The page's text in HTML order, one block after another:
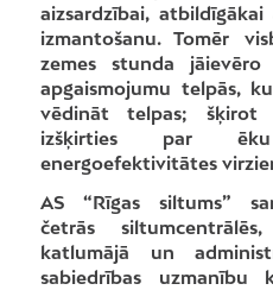
aizsardzībai,
izmantošanu. Tomēr
zemes stunda
apgaismojumu telpās,
vēdināt telpas; šķirot
izšķirties par
energoefektivitātes
AS “Rīgas siltums”
četrās
katlumājā un
sabiedrības uzmanību